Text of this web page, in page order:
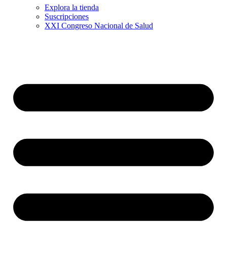
Explora la tienda
Suscripciones
XXI Congreso Nacional de Salud